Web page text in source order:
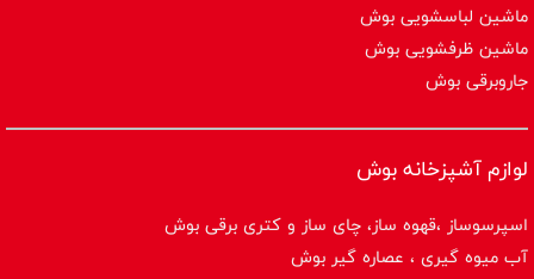
ماشین لباسشویی بوش
ماشین ظرفشویی بوش
جاروبرقی بوش
لوازم آشپزخانه بوش
اسپرسوساز ،قهوه ساز، چای ساز و کتری برقی بوش
آب میوه گیری ، عصاره گیر بوش